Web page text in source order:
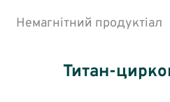
Немагнітний продуктіал
Титан-